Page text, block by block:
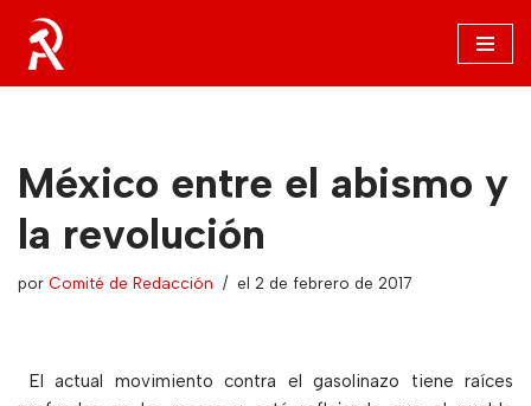
Saltar
al
México entre el abismo y
la revolución
por Comité de Redacción el 2 de febrero de 2017
El actual movimiento contra el gasolinazo tiene raíces